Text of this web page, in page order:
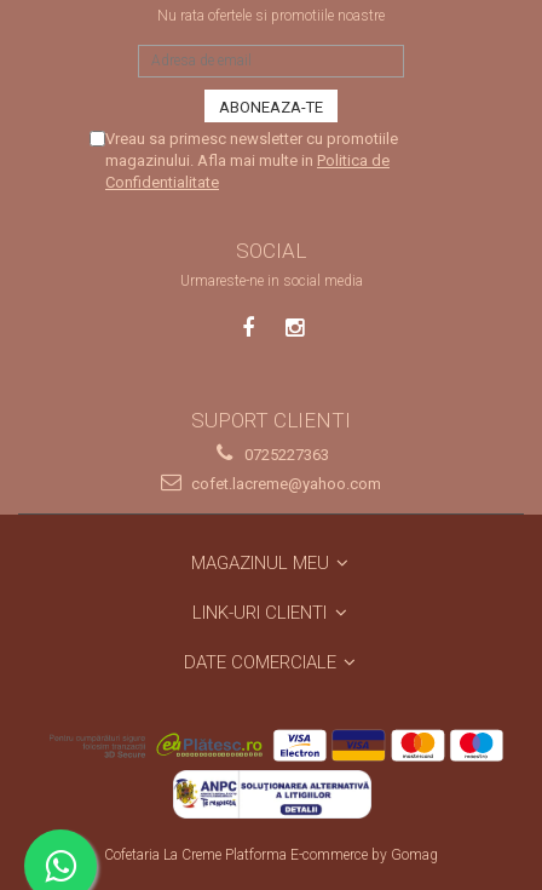
Nu rata ofertele si promotiile noastre
Vreau sa primesc newsletter cu promotiile
magazinului. Afla mai multe in Politica de
Confidentialitate
SOCIAL
Urmareste-ne in social media
SUPORT CLIENTI
0725227363
cofet.lacreme@yahoo.com
MAGAZINUL MEU
LINK-URI CLIENTI
DATE COMERCIALE
Cofetaria La Creme Platforma E-commerce by Gomag